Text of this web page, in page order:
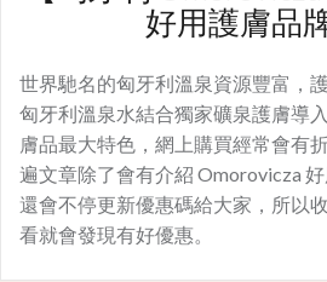
好用護膚品
世界馳名的匈牙利溫泉資源豐富，
匈牙利溫泉水結合獨家礦泉護膚導
膚品最大特色，網上購買經常會有
遍文章除了會有介紹 Omorovicza 好
還會不停更新優惠碼給大家，所以
看就會發現有好優惠。